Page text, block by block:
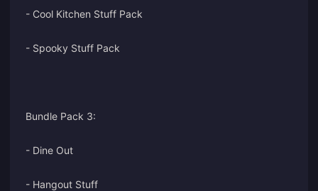
- Cool Kitchen Stuff Pack
- Spooky Stuff Pack
Bundle Pack 3:
- Dine Out
- Hangout Stuff